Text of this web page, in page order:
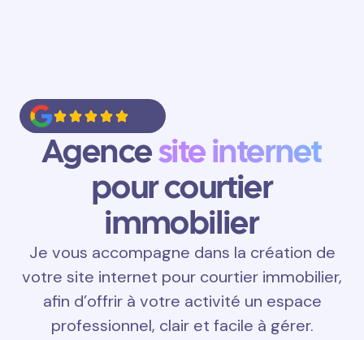
Agencesite internet
pour courtier
immobilier
Je vous accompagne dans la création de
votre site internet pour courtier immobilier,
afin d’offrir à votre activité un espace
professionnel, clair et facile à gérer.